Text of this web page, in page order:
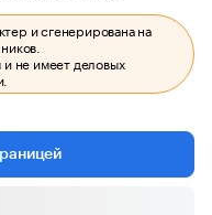
и сгенерирована на
и не имеет деловых